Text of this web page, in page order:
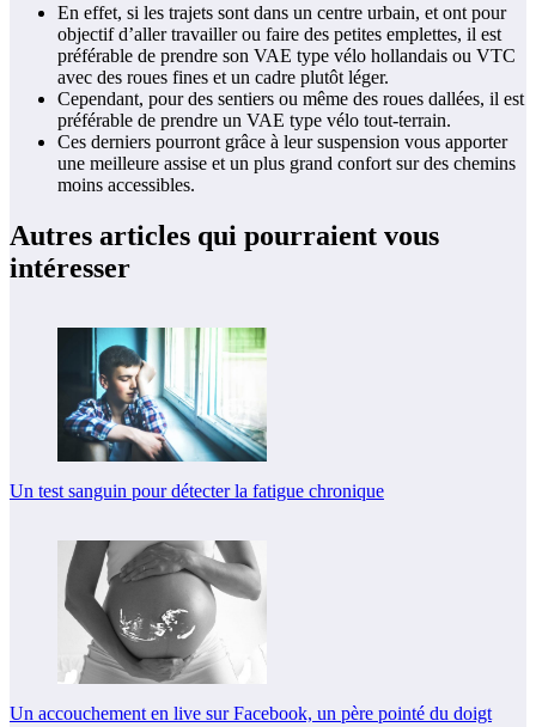
En effet, si les trajets sont dans un centre urbain, et ont pour
objectif d’aller travailler ou faire des petites emplettes, il est
préférable de prendre son VAE type vélo hollandais ou VTC
avec des roues fines et un cadre plutôt léger.
Cependant, pour des sentiers ou même des roues dallées, il est
préférable de prendre un VAE type vélo tout-terrain.
Ces derniers pourront grâce à leur suspension vous apporter
une meilleure assise et un plus grand confort sur des chemins
moins accessibles.
Autres articles qui pourraient vous
intéresser
Un test sanguin pour détecter la fatigue chronique
Un accouchement en live sur Facebook, un père pointé du doigt